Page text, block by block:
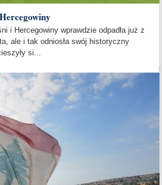
i Hercegowiny wprawdzie odpadła już z
ale i tak odniosła swój historyczny
si...